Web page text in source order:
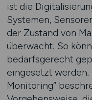
ist die
Systemen,
der Zustand von
überwacht. So
bedarfsgerecht
eingesetzt werden.
Monitoring“